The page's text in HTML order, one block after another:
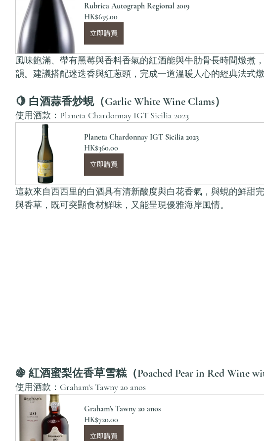
Rubrica Autograph Regional 2019
HK$635.00
立即購買
風味飽滿、帶有黑莓與香料香氣的紅酒能與牛肋骨長時間燉煮
韻。建議搭配迷迭香與紅蔥頭，完成一道溫暖人心的經典法式燉
🍋 白酒蒜香炒蜆（Garlic White Wine Clams）
使用酒款： Planeta Chardonnay IGT Sicilia 2023
Planeta Chardonnay IGT Sicilia 2023
HK$360.00
立即購買
這款來自西西里的白酒具有清新酸度與白花香氣，與蜆的鮮甜
與香草，既可突顯食材鮮味，又能呈現優雅海岸風情。
🍇 紅酒蜜梨佐香草雪糕（Poached Pear in Red Wine
使用酒款： Graham's Tawny 20 anos
Graham's Tawny 20 anos
HK$720.00
立即購買